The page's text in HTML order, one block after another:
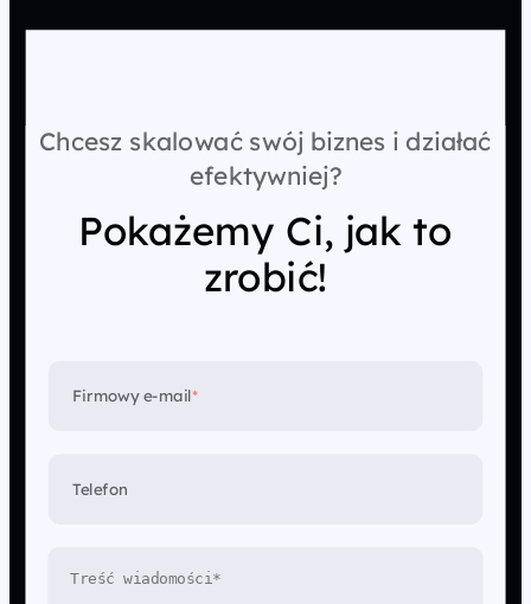
Chcesz skalować swój biznes i działać
efektywniej?
Pokażemy Ci, jak to
zrobić!
Firmowy e-mail*
Telefon